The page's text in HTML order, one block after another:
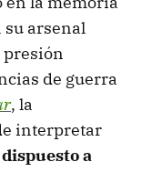
su arsenal
presión
de guerra
, la
interpretar
a